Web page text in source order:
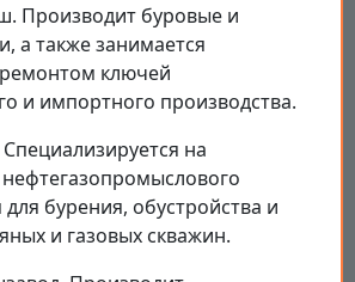
Производит буровые и
а также занимается
ключей
и импортного производства.
на
бурения, обустройства и
и газовых скважин.